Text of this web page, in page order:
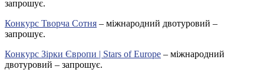
запрошує.
Конкурс Творча Сотня – міжнародний двотуровий –
запрошує.
Конкурс Зірки Європи | Stars of Europe – міжнародний
двотуровий – запрошує.